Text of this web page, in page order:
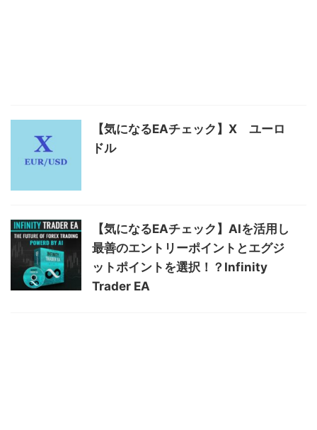
【気になるEAチェック】X ユーロ
ドル
【気になるEAチェック】AIを活用し
最善のエントリーポイントとエグジ
ットポイントを選択！？Infinity
Trader EA